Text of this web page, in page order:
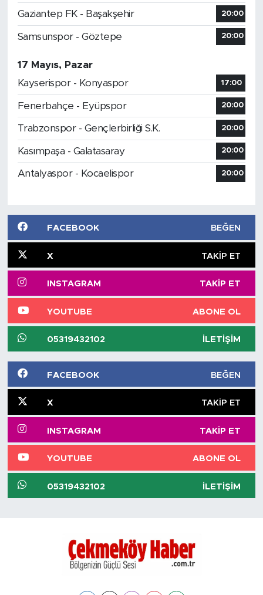
Gaziantep FK - Başakşehir 20:00
Samsunspor - Göztepe 20:00
17 Mayıs, Pazar
Kayserispor - Konyaspor
17:00
Fenerbahçe - Eyüpspor 20:00
Trabzonspor - Gençlerbirliği S.K. 20:00
Kasımpaşa - Galatasaray 20:00
Antalyaspor - Kocaelispor 20:00
FACEBOOK BEĞEN
X TAKIP ET
INSTAGRAM TAKIP ET
YOUTUBE ABONE OL
05319432102 İLETIŞIM
FACEBOOK BEĞEN
X TAKIP ET
INSTAGRAM TAKIP ET
YOUTUBE ABONE OL
05319432102 İLETIŞIM